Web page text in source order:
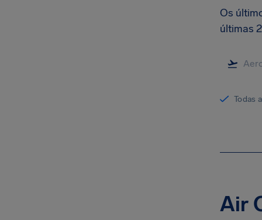
Os
últimas
Todas
Air